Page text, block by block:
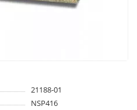
21188-01
NSP416